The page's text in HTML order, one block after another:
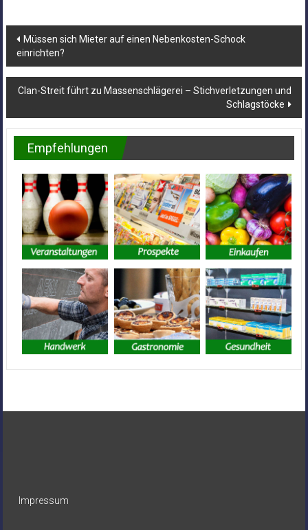
Beitragsnavigation
Müssen sich Mieter auf einen Nebenkosten-Schock
einrichten?
Clan-Streit führt zu Massenschlägerei – Stichverletzungen und
Schlagstöcke
Empfehlungen
Impressum